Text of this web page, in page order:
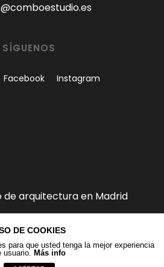
SÍGUENOS
Facebook Instagram
de arquitectura en Madrid
DE COOKIES
para que usted tenga la mejor experiencia
usuario. Más info